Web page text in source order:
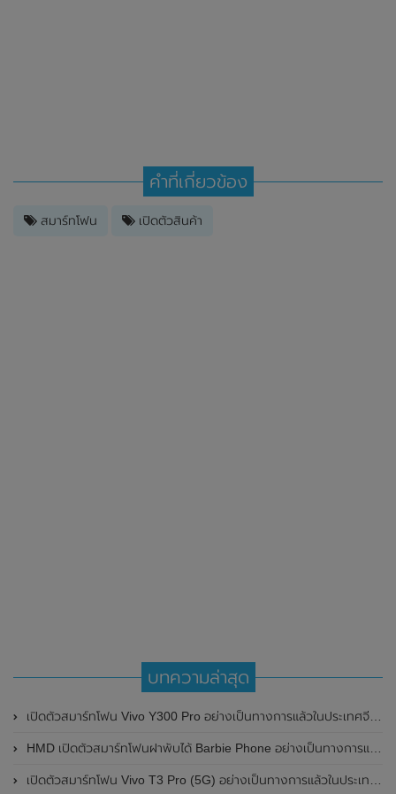
คำที่เกี่ยวข้อง
สมาร์ทโฟน เปิดตัวสินค้า
บทความล่าสุด
เปิดตัวสมาร์ทโฟน Vivo Y300 Pro อย่างเป็นทางการแล้วในประเทศจีน มาพร้อมดีไซน์พรีเมี่ยม ทนทาน และแบตเตอรี่สุดอึดขนาดใหญ่ 6,500mAh พร้อมรองรับการชาร์จไว 80W
HMD เปิดตัวสมาร์ทโฟนฝาพับได้ Barbie Phone อย่างเป็นทางการแล้ว มาพร้อมธีมสีชมพูสดใส
เปิดตัวสมาร์ทโฟน Vivo T3 Pro (5G) อย่างเป็นทางการแล้วในประเทศอินเดีย